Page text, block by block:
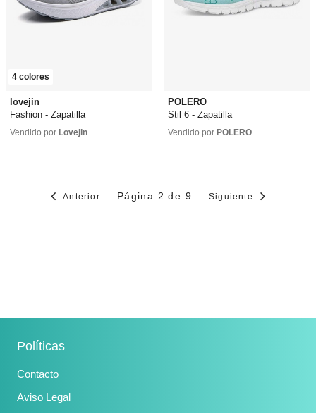
4 colores
lovejin
Fashion - Zapatilla
25,99 €
desde 19,99 €
Vendido por Lovejin
POLERO
Stil 6 - Zapatilla
29,99 €
Vendido por POLERO
Anterior Página 2 de 9 Siguiente
Políticas
Contacto
Aviso Legal